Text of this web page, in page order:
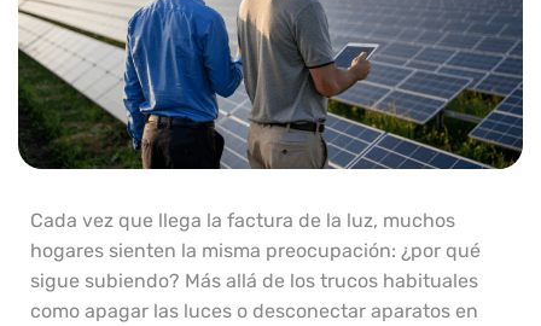
Cada vez que llega la factura de la luz, muchos
hogares sienten la misma preocupación: ¿por qué
sigue subiendo? Más allá de los trucos habituales
como apagar las luces o desconectar aparatos en